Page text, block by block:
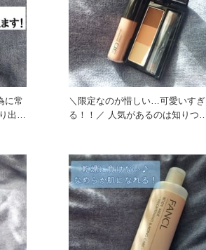
に常
＼限定なのが惜しい…可愛いすぎ
る！！／ 人気があるのは知りつつ